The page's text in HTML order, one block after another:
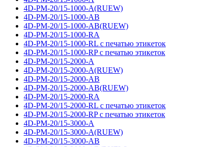
4D-PM-20/15-1000-A(RUEW)
4D-PM-20/15-1000-AB
4D-PM-20/15-1000-AB(RUEW)
4D-PM-20/15-1000-RA
4D-PM-20/15-1000-RL с печатью этикеток
4D-PM-20/15-1000-RP с печатью этикеток
4D-PM-20/15-2000-A
4D-PM-20/15-2000-A(RUEW)
4D-PM-20/15-2000-AB
4D-PM-20/15-2000-AB(RUEW)
4D-PM-20/15-2000-RA
4D-PM-20/15-2000-RL с печатью этикеток
4D-PM-20/15-2000-RP с печатью этикеток
4D-PM-20/15-3000-A
4D-PM-20/15-3000-A(RUEW)
4D-PM-20/15-3000-AB